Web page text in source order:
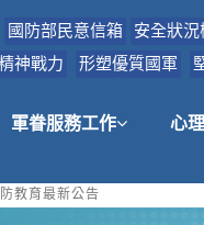
國防部民意信箱 安全狀
神戰力 形塑優質國軍
軍眷服務工作 心
教育最新公告